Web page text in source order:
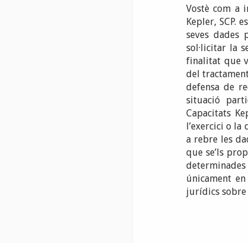
Vostè com a
Kepler, SCP.
seves dades
sol·licitar la
finalitat que
del
defensa de
situació
Capacitats
l’exercici o la
a rebre les
que se’ls
únicament
jurídics sobre